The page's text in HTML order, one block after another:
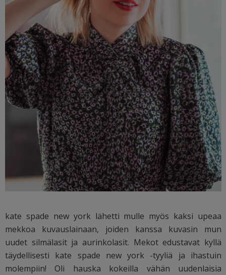
kate spade new york lähetti mulle myös kaksi upeaa
mekkoa kuvauslainaan, joiden kanssa kuvasin mun
uudet silmälasit ja aurinkolasit. Mekot edustavat kyllä
täydellisesti kate spade new york -tyyliä ja ihastuin
molempiin! Oli hauska kokeilla vähän uudenlaisia